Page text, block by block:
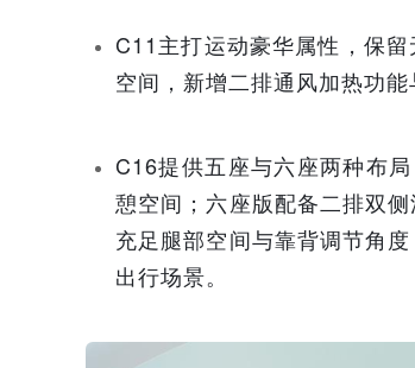
C11主打运动豪华属性，保
空间，新增二排通风加热功能
C16提供五座与六座两种布
憩空间；六座版配备二排双
充足腿部空间与靠背调节角
出行场景。